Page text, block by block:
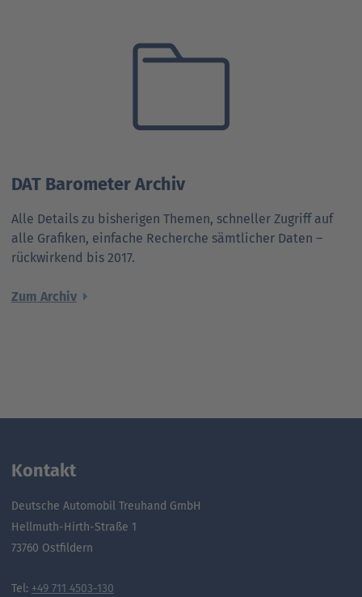
DAT Barometer Archiv
Alle Details zu bisherigen Themen, schneller Zugriff auf
alle Grafiken, einfache Recherche sämtlicher Daten –
rückwirkend bis 2017.
Zum Archiv
Kontakt
Deutsche Automobil Treuhand GmbH
Hellmuth-Hirth-Straße 1
73760 Ostfildern
Tel: +49 711 4503-130